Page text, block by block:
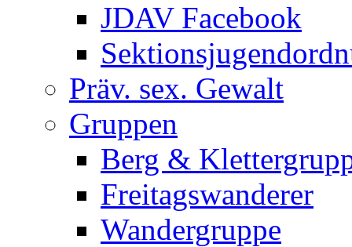
JDAV Facebook
Präv. sex. Gewalt
Gruppen
Berg &
Freitagswanderer
Wandergruppe